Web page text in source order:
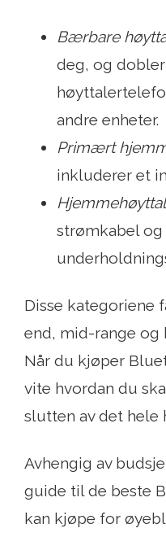
Bærbare
deg, og
andre enheter.
Primært
inkluderer et
strømkabel og
Disse kategoriene
end, mid-range og
Når du kjøper
vite hvordan du
slutten av det hele
Avhengig av
guide til de beste
kan kjøpe for